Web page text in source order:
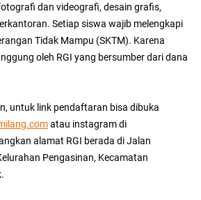
dan videografi, desain grafis,
Setiap siswa wajib melengkapi
Tidak Mampu (SKTM). Karena
oleh RGI yang bersumber dari dana
untuk link pendaftaran bisa dibuka
atau instagram di
alamat RGI berada di Jalan
Pengasinan, Kecamatan